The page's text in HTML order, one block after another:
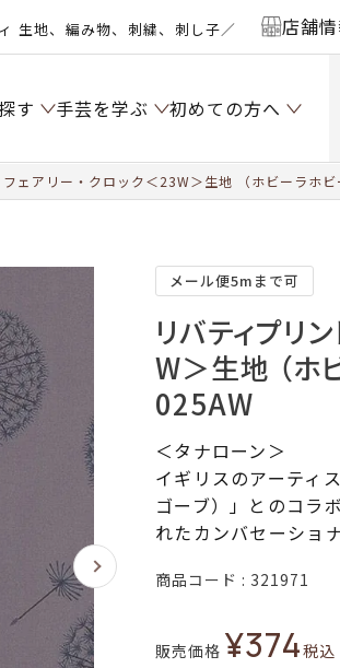
生地、編み物、刺繍、刺し子／ 店舗
す 手芸を学ぶ 初めての方へ
フェアリー・クロック＜23W＞生地 （ホビーラホ
メール便5mまで可
リバティプリ
W＞生地 （ホ
025AW
＜タナローン＞
イギリスのアーティ
ゴーブ）」とのコラ
れたカンバセーショ
商品コード 321971
販売価格 ¥374税込